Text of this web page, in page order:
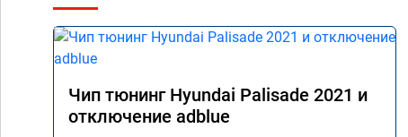
Чип тюнинг Hyundai Palisade 2021 и
отключение adblue